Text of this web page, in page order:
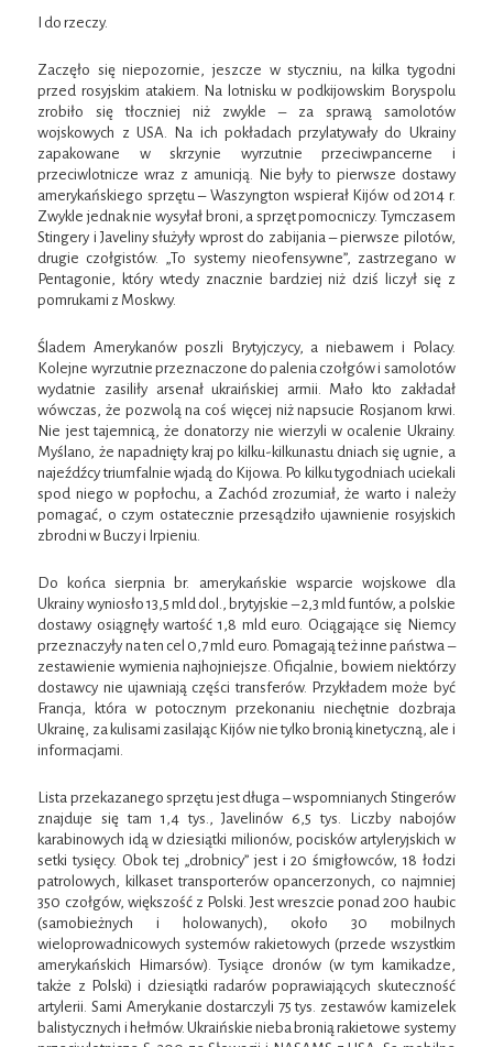
I do rzeczy.
Zaczęło się niepozornie, jeszcze w styczniu, na kilka tygodni
przed rosyjskim atakiem. Na lotnisku w podkijowskim Boryspolu
zrobiło się tłoczniej niż zwykle – za sprawą samolotów
wojskowych z USA. Na ich pokładach przylatywały do Ukrainy
zapakowane w skrzynie wyrzutnie przeciwpancerne i
przeciwlotnicze wraz z amunicją. Nie były to pierwsze dostawy
amerykańskiego sprzętu – Waszyngton wspierał Kijów od 2014 r.
Zwykle jednak nie wysyłał broni, a sprzęt pomocniczy. Tymczasem
Stingery i Javeliny służyły wprost do zabijania – pierwsze pilotów,
drugie czołgistów. „To systemy nieofensywne”, zastrzegano w
Pentagonie, który wtedy znacznie bardziej niż dziś liczył się z
pomrukami z Moskwy.
Śladem Amerykanów poszli Brytyjczycy, a niebawem i Polacy.
Kolejne wyrzutnie przeznaczone do palenia czołgów i samolotów
wydatnie zasiliły arsenał ukraińskiej armii. Mało kto zakładał
wówczas, że pozwolą na coś więcej niż napsucie Rosjanom krwi.
Nie jest tajemnicą, że donatorzy nie wierzyli w ocalenie Ukrainy.
Myślano, że napadnięty kraj po kilku-kilkunastu dniach się ugnie, a
najeźdźcy triumfalnie wjadą do Kijowa. Po kilku tygodniach uciekali
spod niego w popłochu, a Zachód zrozumiał, że warto i należy
pomagać, o czym ostatecznie przesądziło ujawnienie rosyjskich
zbrodni w Buczy i Irpieniu.
Do końca sierpnia br. amerykańskie wsparcie wojskowe dla
Ukrainy wyniosło 13,5 mld dol., brytyjskie – 2,3 mld funtów, a polskie
dostawy osiągnęły wartość 1,8 mld euro. Ociągające się Niemcy
przeznaczyły na ten cel 0,7 mld euro. Pomagają też inne państwa –
zestawienie wymienia najhojniejsze. Oficjalnie, bowiem niektórzy
dostawcy nie ujawniają części transferów. Przykładem może być
Francja, która w potocznym przekonaniu niechętnie dozbraja
Ukrainę, za kulisami zasilając Kijów nie tylko bronią kinetyczną, ale i
informacjami.
Lista przekazanego sprzętu jest długa – wspomnianych Stingerów
znajduje się tam 1,4 tys., Javelinów 6,5 tys. Liczby nabojów
karabinowych idą w dziesiątki milionów, pocisków artyleryjskich w
setki tysięcy. Obok tej „drobnicy” jest i 20 śmigłowców, 18 łodzi
patrolowych, kilkaset transporterów opancerzonych, co najmniej
350 czołgów, większość z Polski. Jest wreszcie ponad 200 haubic
(samobieżnych i holowanych), około 30 mobilnych
wieloprowadnicowych systemów rakietowych (przede wszystkim
amerykańskich Himarsów). Tysiące dronów (w tym kamikadze,
także z Polski) i dziesiątki radarów poprawiających skuteczność
artylerii. Sami Amerykanie dostarczyli 75 tys. zestawów kamizelek
balistycznych i hełmów. Ukraińskie nieba bronią rakietowe systemy